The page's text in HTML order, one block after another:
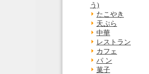
う)
たこやき
天ぷら
中華
レストラン
カフェ
パ ン
菓子